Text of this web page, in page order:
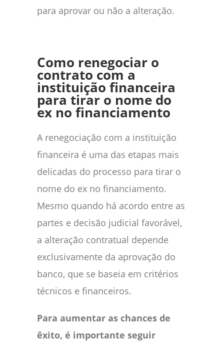
para aprovar ou não a alteração.
Como renegociar o
contrato com a
instituição financeira
para tirar o nome do
ex no financiamento
A renegociação com a instituição
financeira é uma das etapas mais
delicadas do processo para tirar o
nome do ex no financiamento.
Mesmo quando há acordo entre as
partes e decisão judicial favorável,
a alteração contratual depende
exclusivamente da aprovação do
banco, que se baseia em critérios
técnicos e financeiros.
Para aumentar as chances de
êxito, é importante seguir